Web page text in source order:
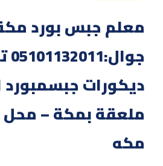
معلم جبس بورد
ديكورات
ملعقة بمكة –
مكه